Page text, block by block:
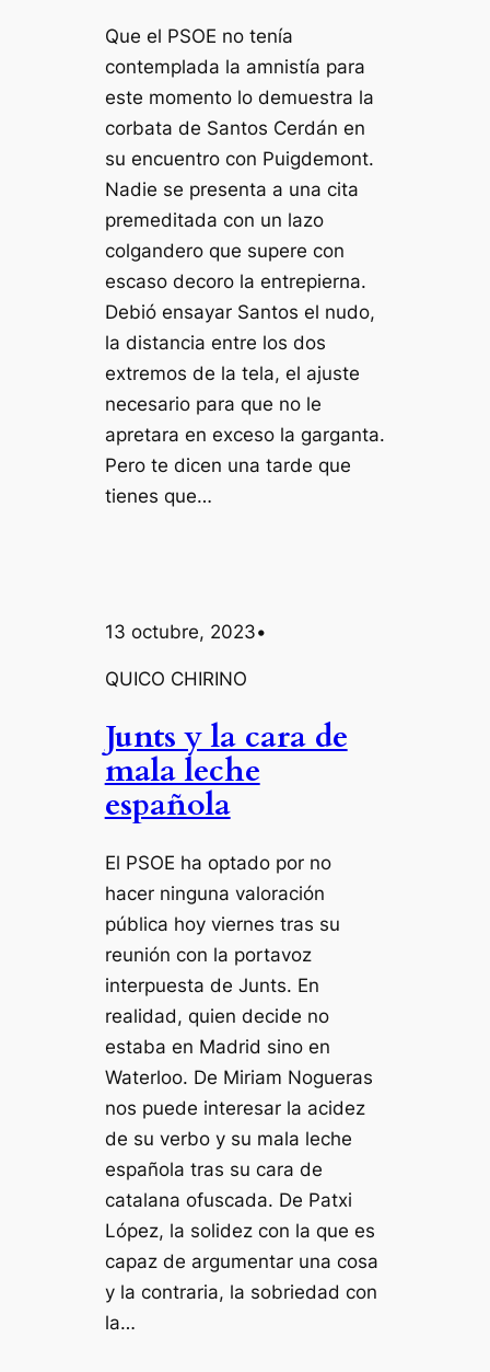
Que el PSOE no tenía
contemplada la amnistía para
este momento lo demuestra la
corbata de Santos Cerdán en
su encuentro con Puigdemont.
Nadie se presenta a una cita
premeditada con un lazo
colgandero que supere con
escaso decoro la entrepierna.
Debió ensayar Santos el nudo,
la distancia entre los dos
extremos de la tela, el ajuste
necesario para que no le
apretara en exceso la garganta.
Pero te dicen una tarde que
tienes que…
13 octubre, 2023•
QUICO CHIRINO
Junts y la cara de
mala leche
española
El PSOE ha optado por no
hacer ninguna valoración
pública hoy viernes tras su
reunión con la portavoz
interpuesta de Junts. En
realidad, quien decide no
estaba en Madrid sino en
Waterloo. De Miriam Nogueras
nos puede interesar la acidez
de su verbo y su mala leche
española tras su cara de
catalana ofuscada. De Patxi
López, la solidez con la que es
capaz de argumentar una cosa
y la contraria, la sobriedad con
la…